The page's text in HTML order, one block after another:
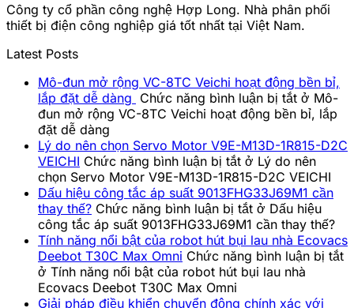
Công ty cổ phần công nghệ Hợp Long. Nhà phân phối
thiết bị điện công nghiệp giá tốt nhất tại Việt Nam.
Latest Posts
Mô-đun mở rộng VC-8TC Veichi hoạt động bền bỉ,
lắp đặt dễ dàng Chức năng bình luận bị tắt ở Mô-
đun mở rộng VC-8TC Veichi hoạt động bền bỉ, lắp
đặt dễ dàng
Lý do nên chọn Servo Motor V9E-M13D-1R815-D2C
VEICHI Chức năng bình luận bị tắt ở Lý do nên
chọn Servo Motor V9E-M13D-1R815-D2C VEICHI
Dấu hiệu công tắc áp suất 9013FHG33J69M1 cần
thay thế? Chức năng bình luận bị tắt ở Dấu hiệu
công tắc áp suất 9013FHG33J69M1 cần thay thế?
Tính năng nổi bật của robot hút bụi lau nhà Ecovacs
Deebot T30C Max Omni Chức năng bình luận bị tắt
ở Tính năng nổi bật của robot hút bụi lau nhà
Ecovacs Deebot T30C Max Omni
Giải pháp điều khiển chuyển động chính xác với